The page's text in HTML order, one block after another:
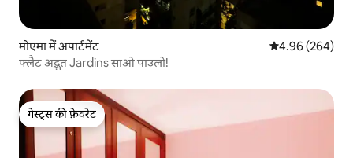
मोएमा में अपार्टमेंट औसत रेटिंग 5 में से
4.96 (264)
फ्लैट अद्भुत Jardins साओ पाउलो!
गेस्ट्स की फ़ेवरेट
गेस्ट्स की फ़ेवरेट